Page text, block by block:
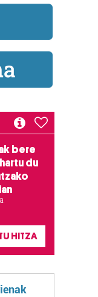
bere
du
HITZA